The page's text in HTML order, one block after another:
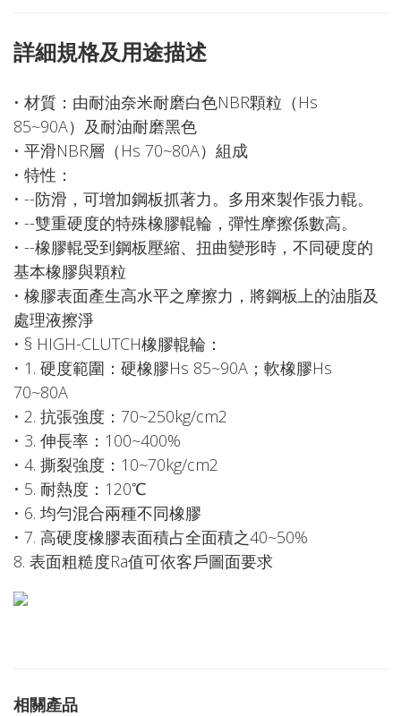
詳細規格及用途描述
• 材質：由耐油奈米耐磨白色NBR顆粒（Hs
85~90A）及耐油耐磨黑色
• 平滑NBR層（Hs 70~80A）組成
• 特性：
• --防滑，可增加鋼板抓著力。多用來製作張力輥。
• --雙重硬度的特殊橡膠輥輪，彈性摩擦係數高。
• --橡膠輥受到鋼板壓縮、扭曲變形時，不同硬度的
基本橡膠與顆粒
• 橡膠表面產生高水平之摩擦力，將鋼板上的油脂及
處理液擦淨
• § HIGH-CLUTCH橡膠輥輪：
• 1. 硬度範圍：硬橡膠Hs 85~90A；軟橡膠Hs
70~80A
• 2. 抗張強度：70~250kg/cm2
• 3. 伸長率：100~400%
• 4. 撕裂強度：10~70kg/cm2
• 5. 耐熱度：120℃
• 6. 均勻混合兩種不同橡膠
• 7. 高硬度橡膠表面積占全面積之40~50%
8. 表面粗糙度Ra值可依客戶圖面要求
相關產品